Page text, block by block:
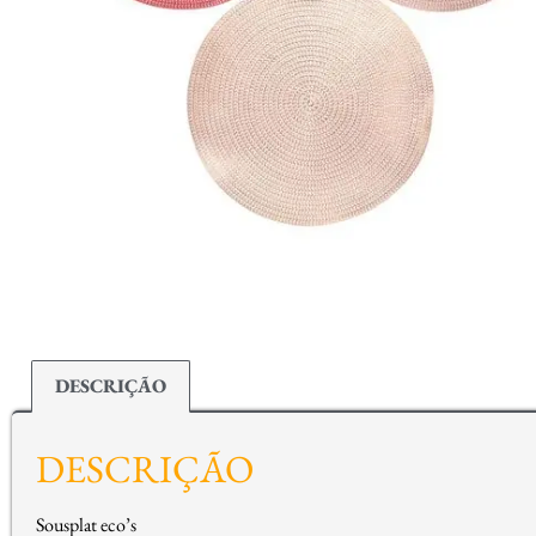
DESCRIÇÃO
DESCRIÇÃO
Sousplat eco’s